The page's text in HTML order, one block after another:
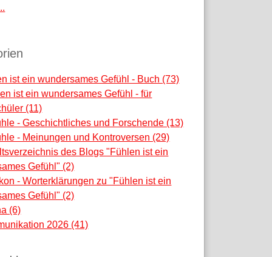
ist ein wundersames Gefühl - Buch (73)
ist ein wundersames Gefühl - für
(11)
- Geschichtliches und Forschende (13)
- Meinungen und Kontroversen (29)
des Blogs "Fühlen ist ein
Gefühl" (2)
- Worterklärungen zu "Fühlen ist ein
Gefühl" (2)
(6)
2026 (41)